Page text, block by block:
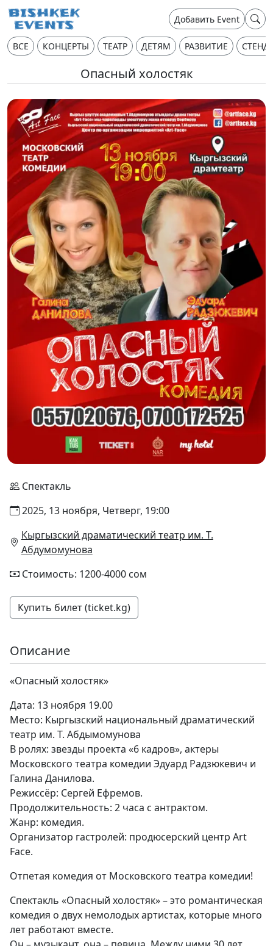
Добавить Event
ВСЕ КОНЦЕРТЫ ТЕАТР ДЕТЯМ РАЗВИТИЕ
Опасный холостяк
Спектакль
2025, 13 ноября, Четверг, 19:00
Кыргызский драматический театр им. Т.
Абдумомунова
Стоимость: 1200-4000 сом
Купить билет (ticket.kg)
Описание
«Опасный холостяк»
Дата: 13 ноября 19.00
Место: Кыргызский национальный драматический
театр им. Т. Абдымомунова
В ролях: звезды проекта «6 кадров», актеры
Московского театра комедии Эдуард Радзюкевич и
Галина Данилова.
Режиссёр: Сергей Ефремов.
Продолжительность: 2 часа с антрактом.
Жанр: комедия.
Организатор гастролей: продюсерский центр Art
Face.
Отпетая комедия от Московского театра комедии!
Спектакль «Опасный холостяк» – это романтическая
комедия о двух немолодых артистах, которые много
лет работают вместе.